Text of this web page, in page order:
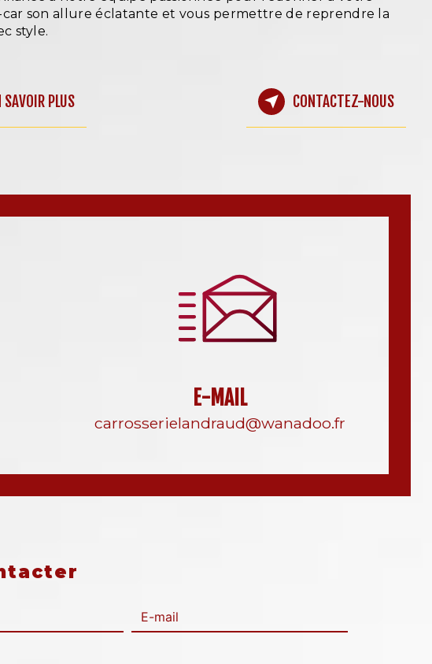
son allure éclatante et vous permettre de reprendre la
style.
SAVOIR PLUS CONTACTEZ-NOUS
E-MAIL
carrosserielandraud@wanadoo.fr